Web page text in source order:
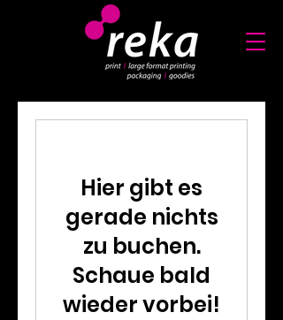
Hier gibt es
gerade nichts
zu buchen.
Schaue bald
wieder vorbei!